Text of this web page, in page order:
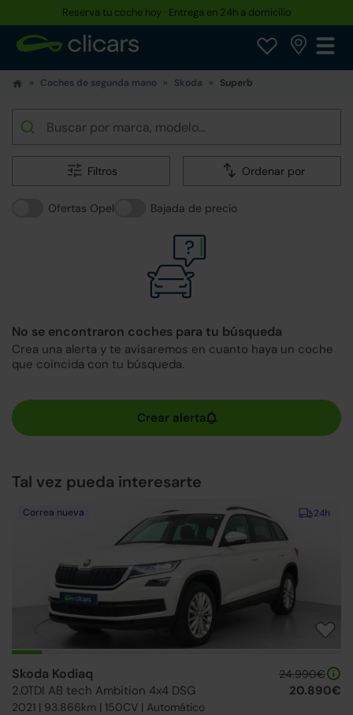
Reserva tu coche hoy · Entrega en 24h a domicilio
Coches de segunda mano Skoda Superb
Filtros Ordenar por
Ofertas Opel Bajada de precio
No se encontraron coches para tu búsqueda
Crea una alerta y te avisaremos en cuanto haya un coche
que coincida con tu búsqueda.
Tal vez pueda interesarte
24h
Correa nueva
Skoda Kodiaq
2.0TDI AB tech Ambition 4x4 DSG
2021 | 93.866km | 150CV | Automático
24.990€
20.890€